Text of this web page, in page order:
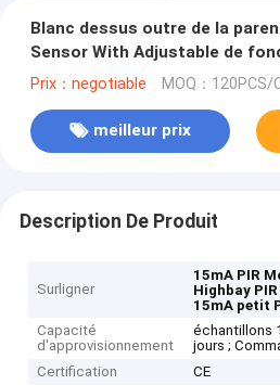
Blanc dessus outre de la
Sensor With Adjustable de
Prix：negotiable MOQ：120PCS/
meilleur prix
Description De Produit
Surligner
15mA PIR
Highbay
15mA petit
Capacité
d'approvisionnement
échantillons
jours ;
Certification
CE